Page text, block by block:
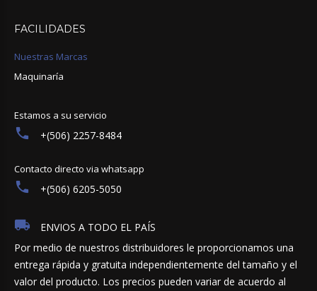
FACILIDADES
Nuestras Marcas
Maquinaría
Estamos a su servicio
+(506) 2257-8484
Contacto directo via whatsapp
+(506) 6205-5050
ENVIOS A TODO EL PAÍS
Por medio de nuestros distribuidores le proporcionamos una
entrega rápida y gratuita independientemente del tamaño y el
valor del producto. Los precios pueden variar de acuerdo al